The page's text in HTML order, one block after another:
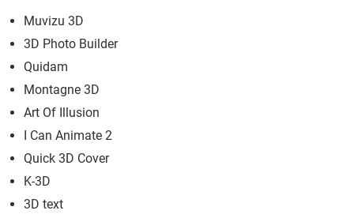
Muvizu 3D
3D Photo Builder
Quidam
Montagne 3D
Art Of Illusion
I Can Animate 2
Quick 3D Cover
K-3D
3D text